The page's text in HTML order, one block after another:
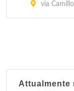
via
Attualmente